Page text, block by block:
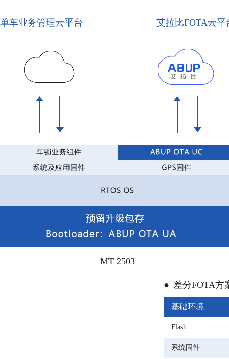
单车业务管理云平台 艾拉比FOTA云平
MT 2503
● 差分FOTA方
基础环境
Flash
系统固件